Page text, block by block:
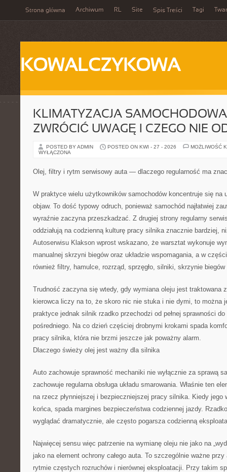
Strona główna Archiwum RL Site Spis Treści Tagi
KOWALCZYKOWA
KLIMATYZACJA
ZWRÓCIĆ UWAGĘ I CZEGO NIE
POSTED BY ADMIN POSTED ON KWI - 27 - 2026
MOŻLIWOŚĆ
WYŁĄCZONA
Olej, filtry i rytm serwisowy auta — dlaczego regularność ma
W praktyce wielu użytkowników samochodów koncentruje się na
objaw. To dość typowy odruch, ponieważ samochód najłatwiej
wyraźnie zaczyna przeszkadzać. Z drugiej strony regularny
oddziałują na codzienną kulturę pracy silnika znacznie bardziej,
Autoserwisu Klakson wprost wskazano, że warsztat wykonuje
manualnej skrzyni biegów oraz układzie wspomagania, a w
również filtry, hamulce, rozrząd, sprzęgło, silniki, skrzynie
Trudność zaczyna się wtedy, gdy wymiana oleju jest traktowana
kierowca liczy na to, że skoro nic nie stuka i nie dymi, to można
praktyce jednak silnik rzadko przechodzi od pełnej sprawności
pośredniego. Na co dzień częściej drobnymi krokami spada
pracy silnika, która nie brzmi jeszcze jak poważny alarm.
Dlaczego świeży olej jest ważny dla silnika
Auto zachowuje sprawność mechaniki nie wyłącznie za sprawą
zachowuje regularna obsługa układu smarowania. Właśnie ten
na rzecz płynniejszej i bezpieczniejszej pracy silnika. Kiedy jego
końca, spada margines bezpieczeństwa codziennej jazdy.
wyglądać dramatycznie, ale często pogarsza codzienną
Najwięcej sensu więc patrzenie na wymianę oleju nie jako na
jako na element ochrony całego auta. To szczególnie ważne
rytmie częstych rozruchów i nierównej eksploatacji. Przy takim